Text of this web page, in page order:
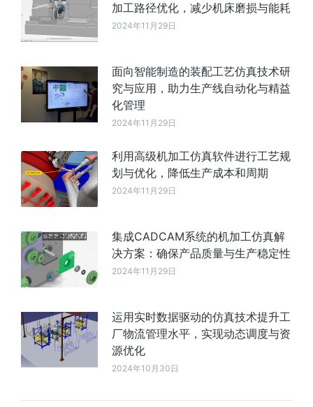
加工路径优化，减少机床磨损与能耗
2024年11月29日
面向智能制造的装配工艺仿真技术研
究与应用，助力生产线自动化与精益
化管理
2024年11月29日
利用高级机加工仿真软件进行工艺规
划与优化，降低生产成本和周期
2024年11月29日
集成CADCAM系统的机加工仿真解
决方案：确保产品质量与生产稳定性
2024年11月29日
运用实时数据驱动的仿真技术提升工
厂物流管理水平，实现动态调度与资
源优化
2024年10月30日